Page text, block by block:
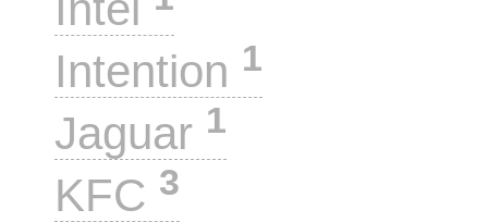
Intention 1
Jaguar 1
KFC 3